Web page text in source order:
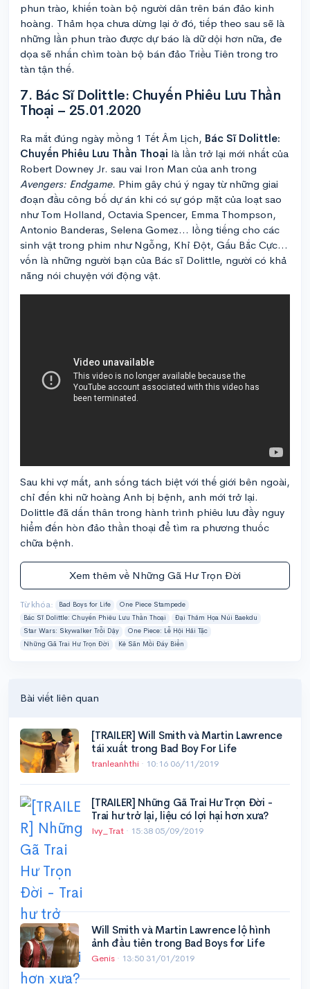
phun trào, khiến toàn bộ người dân trên bán đảo kinh
hoàng. Thảm họa chưa dừng lại ở đó, tiếp theo sau sẽ là
những lần phun trào được dự báo là dữ dội hơn nữa, đe
dọa sẽ nhấn chìm toàn bộ bán đảo Triều Tiên trong tro
tàn tận thế.
7. Bác Sĩ Dolittle: Chuyến Phiêu Lưu Thần
Thoại – 25.01.2020
Ra mắt đúng ngày mồng 1 Tết Âm Lịch, Bác Sĩ Dolittle:
Chuyến Phiêu Lưu Thần Thoại là lần trở lại mới nhất của
Robert Downey Jr. sau vai Iron Man của anh trong
Avengers: Endgame. Phim gây chú ý ngay từ những giai
đoạn đầu công bố dự án khi có sự góp mặt của loạt sao
như Tom Holland, Octavia Spencer, Emma Thompson,
Antonio Banderas, Selena Gomez… lồng tiếng cho các
sinh vật trong phim như Ngỗng, Khỉ Đột, Gấu Bắc Cực…
vốn là những người bạn của Bác sĩ Dolittle, người có khả
năng nói chuyện với động vật.
Sau khi vợ mất, anh sống tách biệt với thế giới bên ngoài,
chỉ đến khi nữ hoàng Anh bị bệnh, anh mới trở lại.
Dolittle đã dấn thân trong hành trình phiêu lưu đầy nguy
hiểm đến hòn đảo thần thoại để tìm ra phương thuốc
chữa bệnh.
Xem thêm về Những Gã Hư Trọn Đời
Từ khóa: Bad Boys for Life
One Piece Stampede
Bác Sĩ Dolittle: Chuyến Phiêu Lưu Thần Thoại
Đại Thảm Họa Núi Baekdu
Star Wars: Skywalker Trỗi Dậy
One Piece: Lễ Hội Hải Tặc
Những Gã Trai Hư Trọn Đời
Kẻ Săn Mồi Đáy Biển
Bài viết liên quan
[TRAILER] Will Smith và Martin Lawrence
tái xuất trong Bad Boy For Life
tranleanhthi · 10:16 06/11/2019
[TRAILER] Những Gã Trai Hư Trọn Đời -
Trai hư trở lại, liệu có lợi hại hơn xưa?
Ivy_Trat · 15:38 05/09/2019
Will Smith và Martin Lawrence lộ hình
ảnh đầu tiên trong Bad Boys for Life
Genis · 13:50 31/01/2019